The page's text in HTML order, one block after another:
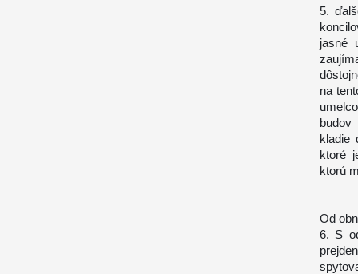
5.
jasné
na
budov
kladie
ktoré
ktorú
Od
6. S